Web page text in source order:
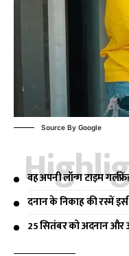
Source By Google
वह अपनी लॉन्ग टाइम
दनान के निकाह की रस्में
25 सितंबर को अदनान और